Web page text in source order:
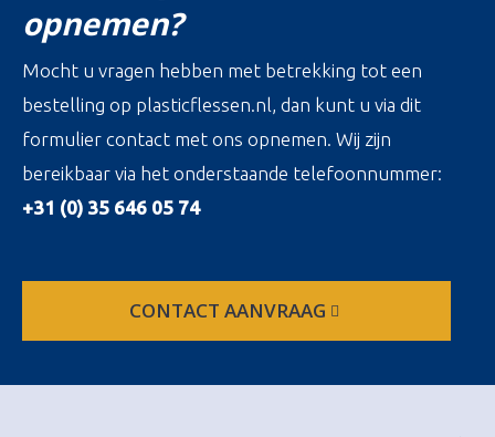
opnemen?
Mocht u vragen hebben met betrekking tot een
bestelling op plasticflessen.nl, dan kunt u via dit
formulier contact met ons opnemen. Wij zijn
bereikbaar via het onderstaande telefoonnummer:
+31 (0) 35 646 05 74
CONTACT AANVRAAG